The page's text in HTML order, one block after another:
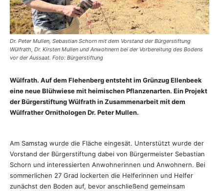
Dr. Peter Mullen, Sebastian Schorn mit dem Vorstand der Bürgerstiftung
Wülfrath, Dr. Kirsten Mullen und Anwohnern bei der Vorbereitung des Bodens
vor der Aussaat. Foto: Bürgerstiftung
Wülfrath. Auf dem Flehenberg entsteht im Grünzug Ellenbeek
eine neue Blühwiese mit heimischen Pflanzenarten. Ein Projekt
der Bürgerstiftung Wülfrath in Zusammenarbeit mit dem
Wülfrather Ornithologen Dr. Peter Mullen.
Am Samstag wurde die Fläche eingesät. Unterstützt wurde der
Vorstand der Bürgerstiftung dabei von Bürgermeister Sebastian
Schorn und interessierten Anwohnerinnen und Anwohnern. Bei
sommerlichen 27 Grad lockerten die Helferinnen und Helfer
zunächst den Boden auf, bevor anschließend gemeinsam